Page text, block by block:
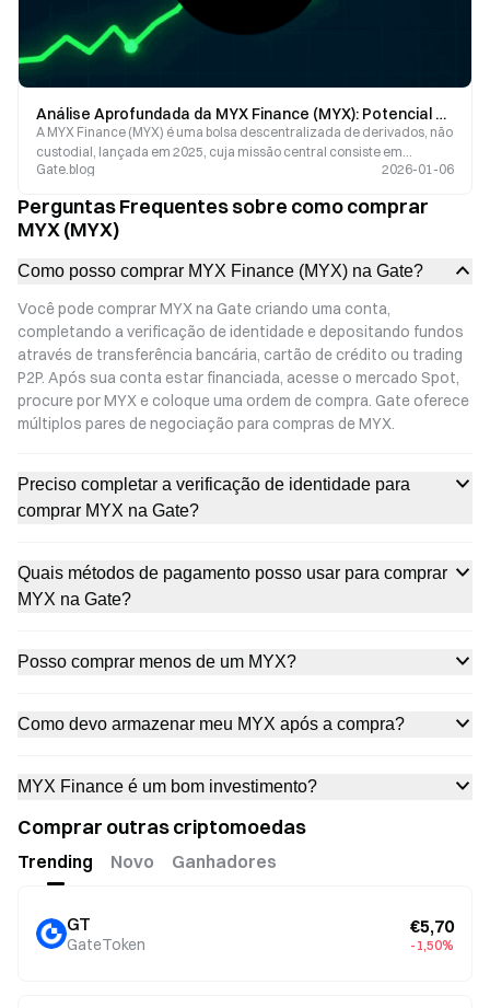
Análise Aprofundada da MYX Finance (MYX): Potencial do Projeto e Perspetivas Futuras de Preço
A MYX Finance (MYX) é uma bolsa descentralizada de derivados, não
custodial, lançada em 2025, cuja missão central consiste em
transformar a experiência de negociação de contratos perpétuos em
Gate.blog 2026-01-06
Perguntas Frequentes sobre como comprar
MYX (MYX)
Como posso comprar MYX Finance (MYX) na Gate?
Você pode comprar MYX na Gate criando uma conta,
completando a verificação de identidade e depositando fundos
através de transferência bancária, cartão de crédito ou trading
P2P. Após sua conta estar financiada, acesse o mercado Spot,
procure por MYX e coloque uma ordem de compra. Gate oferece
múltiplos pares de negociação para compras de MYX.
Preciso completar a verificação de identidade para
comprar MYX na Gate?
Quais métodos de pagamento posso usar para comprar
MYX na Gate?
Posso comprar menos de um MYX?
Como devo armazenar meu MYX após a compra?
MYX Finance é um bom investimento?
Comprar outras criptomoedas
Trending Novo Ganhadores
GT
GateToken
€5,70
-1,50%